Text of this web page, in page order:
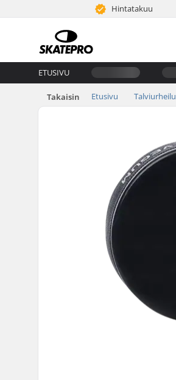
Hintatakuu
ETUSIVU
Takaisin Etusivu Talviurheilu